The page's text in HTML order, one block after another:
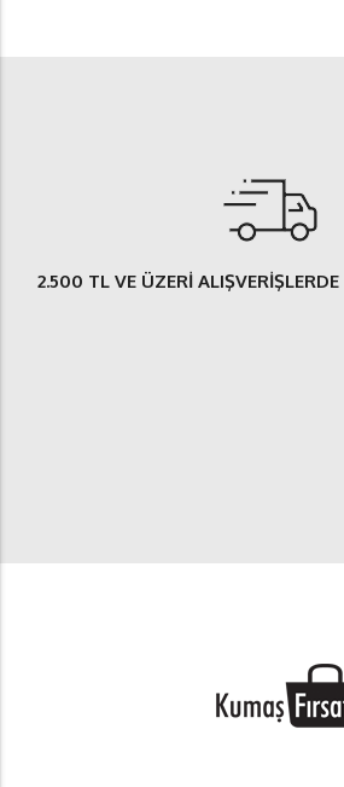
2.500 TLVE ÜZERİ ALIŞVERİŞLERDE